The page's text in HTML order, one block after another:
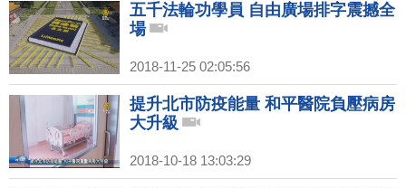
五千法輪功學員 自由廣場排字震撼全
場
2018-11-25 02:05:56
提升北市防疫能量 和平醫院負壓病房
大升級
2018-10-18 13:03:29